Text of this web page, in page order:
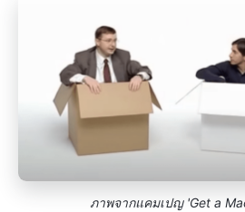
ภาพจากแคมเปญ 'Get a